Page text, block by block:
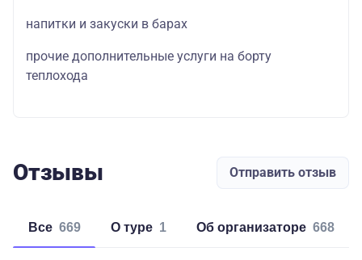
напитки и закуски в барах
прочие дополнительные услуги на борту
теплохода
Отзывы Отправить отзыв
Все 669 о туре 1 об организаторе 668